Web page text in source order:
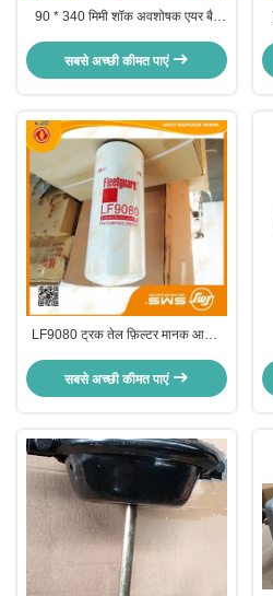
90 * 340 मिमी शॉक अवशोषक एयर बैग
सबसे अच्छी कीमत पाएं
LF9080 ट्रक तेल फ़िल्टर मानक आकार
सबसे अच्छी कीमत पाएं